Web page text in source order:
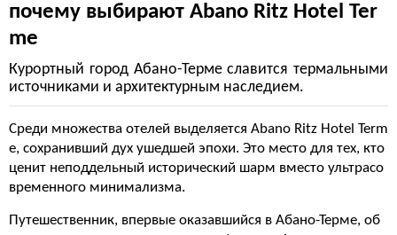
почему выбирают Abano Ritz Hotel Ter
me
Курортный город Абано-Терме славится термальными
источниками и архитектурным наследием.
Среди множества отелей выделяется Abano Ritz Hotel Term
e, сохранивший дух ушедшей эпохи. Это место для тех, кто
ценит неподдельный исторический шарм вместо ультрасо
временного минимализма.
Путешественник, впервые оказавшийся в Абано-Терме, об